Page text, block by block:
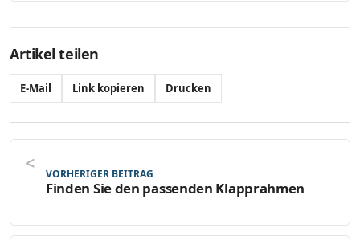
Artikel teilen
E-Mail Link kopieren Drucken
VORHERIGER BEITRAG
Finden Sie den passenden Klapprahmen